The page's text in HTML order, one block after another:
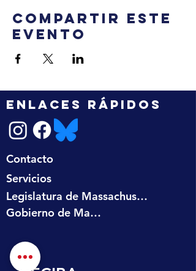
Compartir este
evento
ENLACES RÁPIDOS
Contacto
Servicios
Legislatura de Massachusetts
Gobierno de Massachusetts